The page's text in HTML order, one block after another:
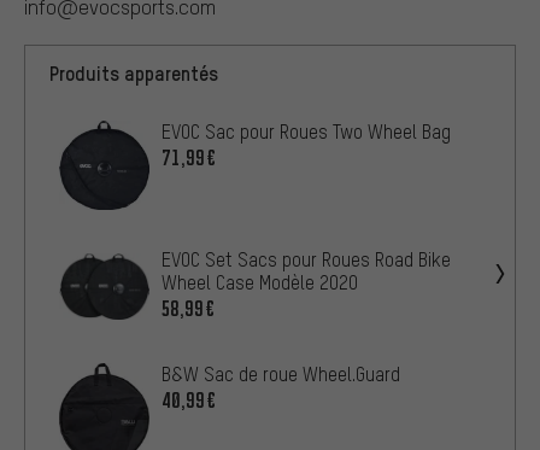
info@evocsports.com
Produits apparentés
EVOC Sac pour Roues Two Wheel Bag
71,99€
EVOC Set Sacs pour Roues Road Bike
Wheel Case Modèle 2020
58,99€
B&W Sac de roue Wheel.Guard
40,99€